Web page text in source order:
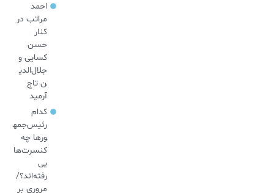
احمد
مراتب در
کنار
حسن
کسایی و
جلال‌الدی
ن تاج
آرمید
کدام
رئیس‌جمه
ورها چه
کنسرت‌ها
یی
رفته‌اند؟/
مروری بر